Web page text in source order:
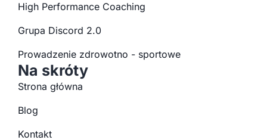
High Performance Coaching
Grupa Discord 2.0
Prowadzenie zdrowotno - sportowe
Na skróty
Strona główna
Blog
Kontakt